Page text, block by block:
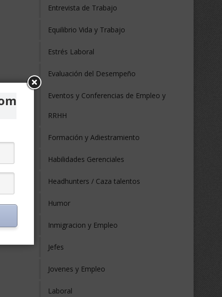
Entrevista de Trabajo
Equilibrio Vida y Trabajo
Estrés Laboral
Evaluación del Desempeño
Eventos y Conferencias de Empleo y
RRHH
Formación y Adiestramiento
Habilidades Gerenciales
Headhunters / Caza talentos
Humor
Inmigracion y Empleo
Jefes
Jovenes y Empleo
Laboral